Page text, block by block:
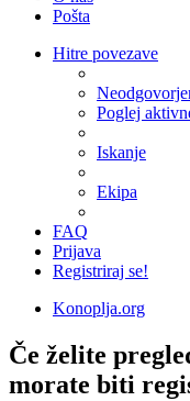
Pošta
Hitre povezave
Poglej
Iskanje
Ekipa
FAQ
Prijava
Registriraj se!
Konoplja.org
Če želite
morate biti